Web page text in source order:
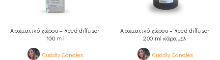
Αρωματικό χώρου – Reed diffuser
100 ml
Cuddly Candles
Αρωματικό χώρου – Reed diffuser
200 ml κάραμελ
Cuddly Candles